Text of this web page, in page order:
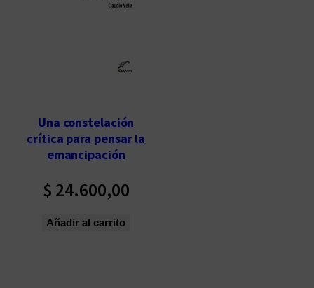
Una constelación
crítica para pensar la
emancipación
$ 24.600,00
Añadir al carrito